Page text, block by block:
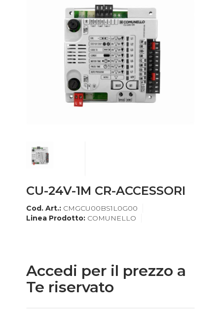
CU-24V-1M CR-ACCESSORI
Cod. Art.: CMGCU00BS1L0G00
Linea Prodotto: COMUNELLO
Accedi per il prezzo a
Te riservato